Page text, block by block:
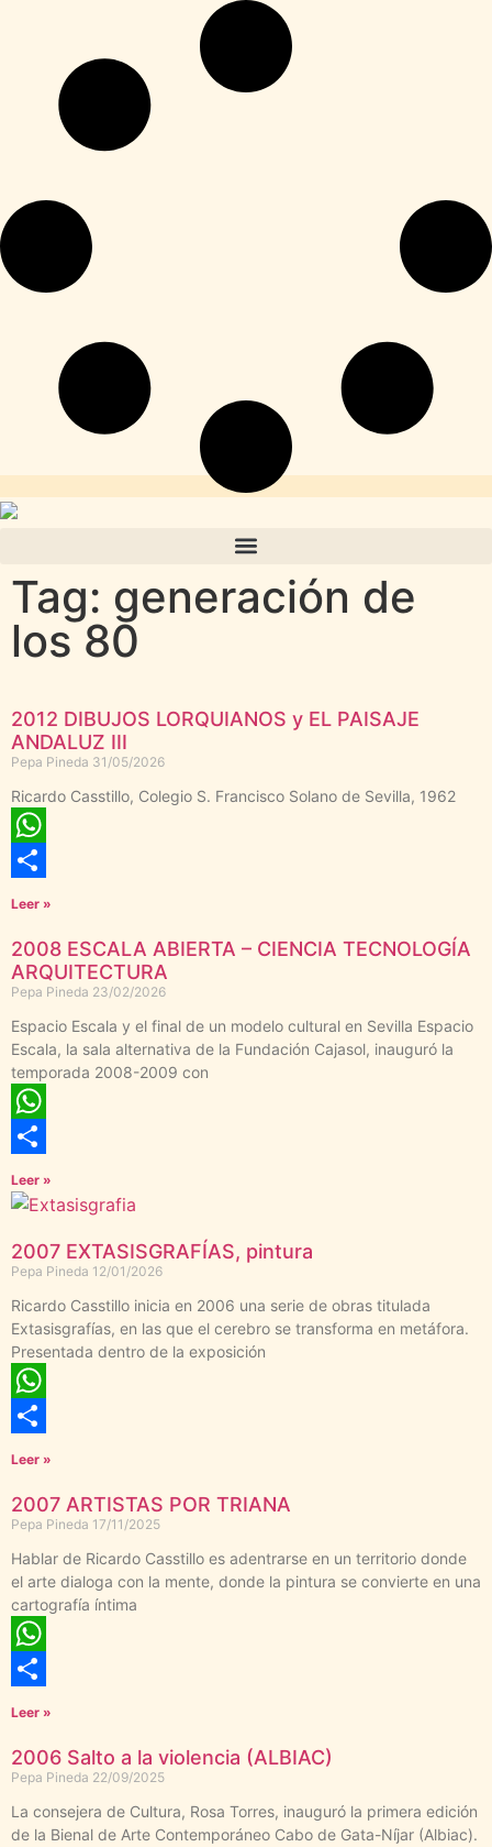
Tag: generación de
los 80
2012 DIBUJOS LORQUIANOS y EL PAISAJE
ANDALUZ III
Pepa Pineda 31/05/2026
Ricardo Casstillo, Colegio S. Francisco Solano de Sevilla, 1962
WhatsApp
Compartir
Leer »
2008 ESCALA ABIERTA – CIENCIA TECNOLOGÍA
ARQUITECTURA
Pepa Pineda 23/02/2026
Espacio Escala y el final de un modelo cultural en Sevilla Espacio
Escala, la sala alternativa de la Fundación Cajasol, inauguró la
temporada 2008-2009 con
WhatsApp
Compartir
Leer »
2007 EXTASISGRAFÍAS, pintura
Pepa Pineda 12/01/2026
Ricardo Casstillo inicia en 2006 una serie de obras titulada
Extasisgrafías, en las que el cerebro se transforma en metáfora.
Presentada dentro de la exposición
WhatsApp
Compartir
Leer »
2007 ARTISTAS POR TRIANA
Pepa Pineda 17/11/2025
Hablar de Ricardo Casstillo es adentrarse en un territorio donde
el arte dialoga con la mente, donde la pintura se convierte en una
cartografía íntima
WhatsApp
Compartir
Leer »
2006 Salto a la violencia (ALBIAC)
Pepa Pineda 22/09/2025
La consejera de Cultura, Rosa Torres, inauguró la primera edición
de la Bienal de Arte Contemporáneo Cabo de Gata-Níjar (Albiac).